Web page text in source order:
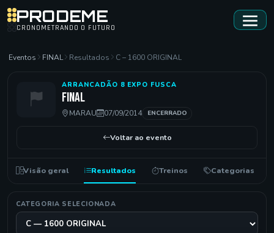
PRODEME
CRONOMETRANDO O FUTURO
Eventos FINAL Resultados C – 1600 ORIGINAL
ARRANCADÃO 8 EXPO FUSCA
FINAL
MARAU 07/09/2014 ENCERRADO
Voltar ao evento
Visão geral Resultados Treinos Categorias
CATEGORIA SELECIONADA